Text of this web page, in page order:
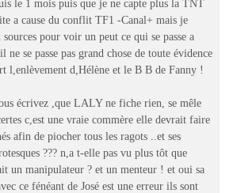
le 1 mois puis que je ne capte plus la TNT
a cause du conflit TF1 -Canal+ mais je
sources pour voir un peut ce qui se passe a
ne se passe pas grand chose de toute évidence
l,enlèvement d,Hélène et le B B de Fanny !
écrivez ,que LALY ne fiche rien, se mêle
c,est une vraie commère elle devrait faire
afin de piocher tous les ragots ..et ses
??? n,a t-elle pas vu plus tôt que
un manipulateur ? et un menteur ! et oui sa
ce fénéant de José est une erreur ils sont